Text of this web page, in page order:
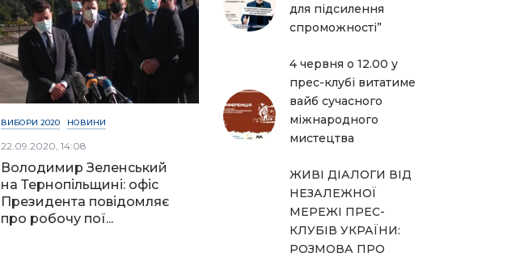
ВИБОРИ 2020 НОВИНИ
22.09.2020, 14:08
Володимир Зеленський
на Тернопільщині: офіс
Президента повідомляє
про робочу пої...
для підсилення
спроможності”
4 червня о 12.00 у
прес-клубі витатиме
вайб сучасного
міжнародного
мистецтва
ЖИВІ ДІАЛОГИ ВІД
НЕЗАЛЕЖНОЇ
МЕРЕЖІ ПРЕС-
КЛУБІВ УКРАЇНИ:
РОЗМОВА ПРО